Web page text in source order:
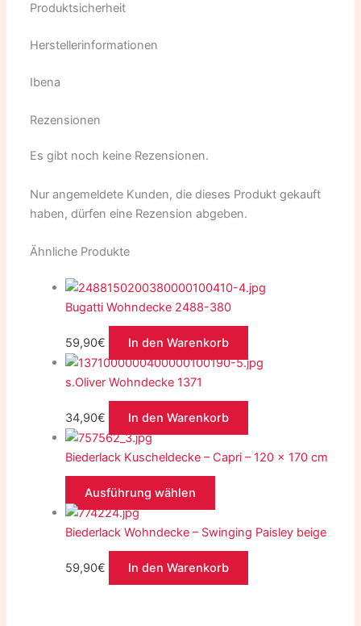
Produktsicherheit
Herstellerinformationen
Ibena
Rezensionen
Es gibt noch keine Rezensionen.
Nur angemeldete Kunden, die dieses Produkt gekauft
haben, dürfen eine Rezension abgeben.
Ähnliche Produkte
Bugatti Wohndecke 2488-380
59,90€ In den Warenkorb
s.Oliver Wohndecke 1371
34,90€ In den Warenkorb
Biederlack Kuscheldecke – Capri – 120 x 170 cm
Ausführung wählen
Biederlack Wohndecke – Swinging Paisley beige
59,90€ In den Warenkorb